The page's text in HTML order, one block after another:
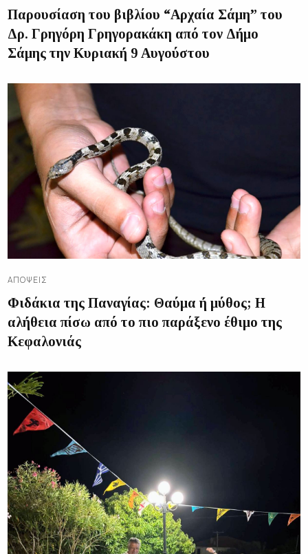
Παρουσίαση του βιβλίου “Αρχαία Σάμη” του
Δρ. Γρηγόρη Γρηγορακάκη από τον Δήμο
Σάμης την Κυριακή 9 Αυγούστου
ΑΠΌΨΕΙΣ
Φιδάκια της Παναγίας: Θαύμα ή μύθος; Η
αλήθεια πίσω από το πιο παράξενο έθιμο της
Κεφαλονιάς